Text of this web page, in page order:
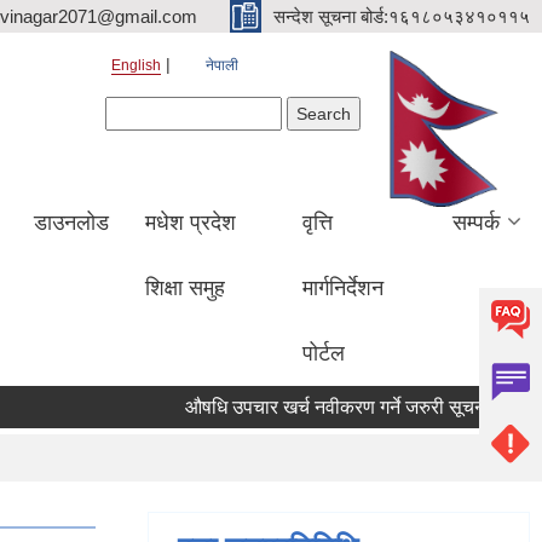
सन्देश सूचना बोर्ड:१६१८०५३४१०११५
English नेपाली
डाउनलोड मधेश प्रदेश
शिक्षा समुह
वृत्ति
मार्गनिर्देशन
पोर्टल
सम्पर्क
औषधि उपचार खर्च नवीकरण गर्ने जरुरी सूचना